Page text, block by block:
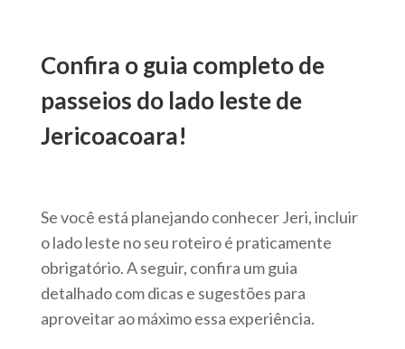
Confira o guia completo de
passeios do lado leste de
Jericoacoara!
Se você está planejando conhecer Jeri, incluir
o lado leste no seu roteiro é praticamente
obrigatório. A seguir, confira um guia
detalhado com dicas e sugestões para
aproveitar ao máximo essa experiência.